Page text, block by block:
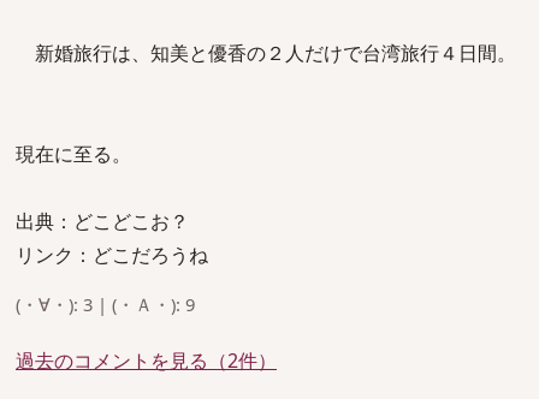
新婚旅行は、知美と優香の２人だけで台湾旅行４日間。
現在に至る。
出典：どこどこお？
リンク：どこだろうね
(・∀・): 3 | (・Ａ・): 9
過去のコメントを見る（2件）